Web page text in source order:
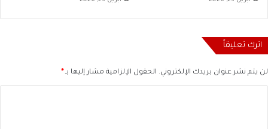
اترك تعليقاً
لن يتم نشر عنوان بريدك الإلكتروني. الحقول الإلزامية مشار إليها بـ *